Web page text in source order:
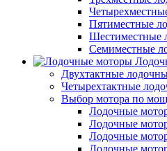
Пятиместные
Шестиместные
Семиместные
Двухтактные
Четырехтактные
Выбор мотора по
Лодочные
Лодочные
Лодочные